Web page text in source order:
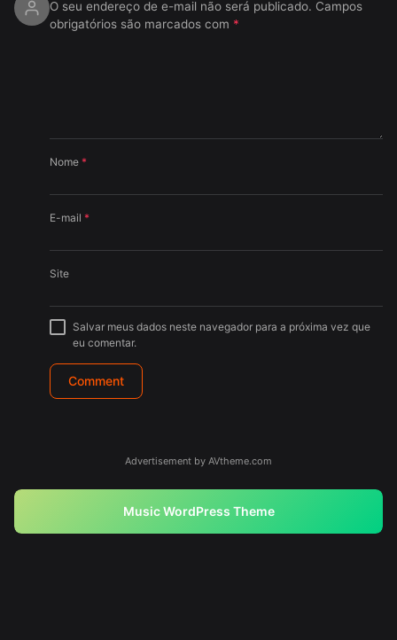
O seu endereço de e-mail não será publicado. Campos
obrigatórios são marcados com *
Nome *
E-mail *
Site
Salvar meus dados neste navegador para a próxima vez que
eu comentar.
Advertisement by AVtheme.com
Music WordPress Theme